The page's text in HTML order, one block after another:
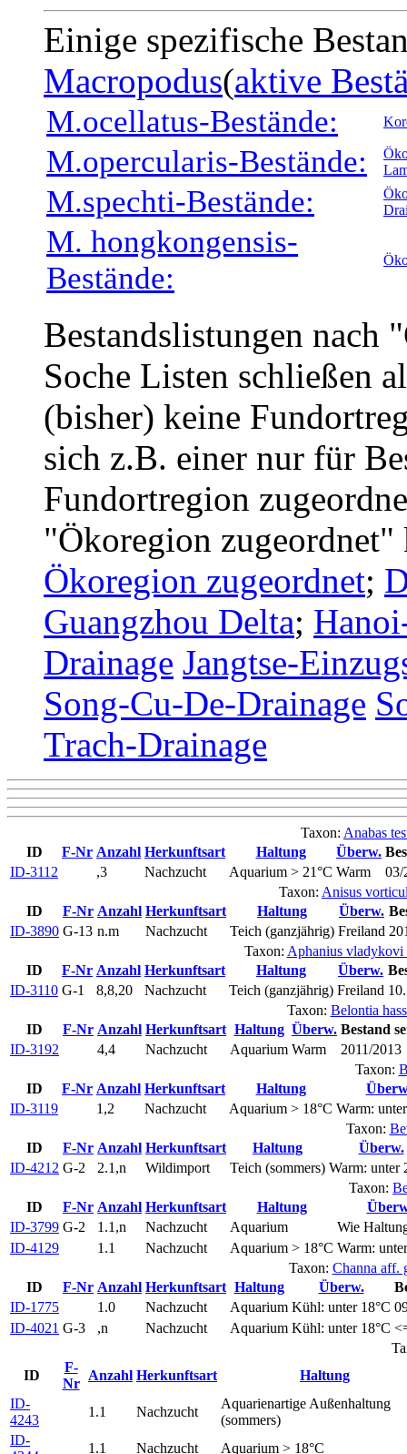
Einige spezifische
Macropodus(aktive
M.ocellatus-Bestände:
M.opercularis-Bestände:
M.spechti-Bestände:
M. hongkongensis-
Bestände:
Bestandslistungen nach
Soche Listen schließen
(bisher) keine
sich z.B. einer nur für
Fundortregion
"Ökoregion
Ökoregion zugeordnet;
Guangzhou Delta;
Drainage Jangtse-
Song-Cu-De-Drainage
Trach-Drainage
Taxon: Anabas
ID
F-Nr Anzahl Herkunftsart Haltung Überw.
ID-3112
,3 Nachzucht Aquarium > 21°C Warm
03/
Taxon: Anisus
ID
F-Nr Anzahl Herkunftsart Haltung Überw.
ID-3890 G-13 n.m Nachzucht Teich (ganzjährig) Freiland
Taxon: Aphanius vladykovi
ID
F-Nr Anzahl Herkunftsart Haltung Überw.
ID-3110 G-1 8,8,20 Nachzucht Teich (ganzjährig) Freiland
Taxon: Belontia
ID
F-Nr Anzahl Herkunftsart Haltung Überw. Bestand
ID-3192
4,4 Nachzucht Aquarium Warm
2011/2013
Taxon:
ID
F-Nr Anzahl Herkunftsart Haltung
ID-3119
1,2 Nachzucht Aquarium > 18°C Warm:
Taxon:
ID
F-Nr Anzahl Herkunftsart Haltung
Überw.
ID-4212 G-2 2.1,n Wildimport Teich (sommers) Warm: unter
Taxon:
ID
F-Nr Anzahl Herkunftsart Haltung
ID-3799 G-2 1.1,n Nachzucht Aquarium
Wie
ID-4129
1.1 Nachzucht Aquarium > 18°C Warm:
Taxon: Channa aff.
ID
F-Nr Anzahl Herkunftsart Haltung Überw.
ID-1775
1.0 Nachzucht Aquarium Kühl: unter 18°C
ID-4021 G-3 ,n Nachzucht Aquarium Kühl: unter 18°C
ID
F-
Nr
Anzahl Herkunftsart
Haltung
ID-
4243
1.1 Nachzucht
Aquarienartige Außenhaltung
(sommers)
ID-
1.1 Nachzucht Aquarium > 18°C